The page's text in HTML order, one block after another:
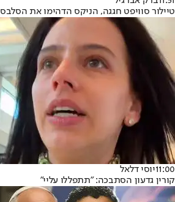
טיילור סוויפט חגגה, הניקס הדהימו את הסלבס
11:00יוסי דלאל
קורין גדעון הסתבכה: "תתפללו עליי"